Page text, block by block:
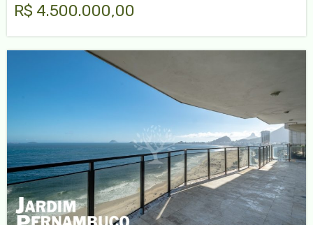
R$ 4.500.000,00